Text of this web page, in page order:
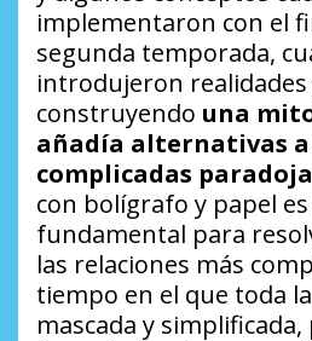
implementaron con el
segunda temporada,
introdujeron realidades
construyendo una
añadía alternativas a
complicadas
con bolígrafo y papel es
fundamental para
las relaciones más
tiempo en el que toda
mascada y